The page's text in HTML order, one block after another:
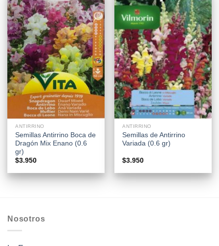
ANTIRRINO
Semillas Antirrino Boca de
Dragón Mix Enano (0.6
gr)
$3.950
ANTIRRINO
Semillas de Antirrino
Variada (0.6 gr)
$3.950
Nosotros